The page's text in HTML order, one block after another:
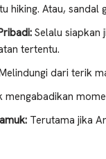
hiking. Atau, sandal
Selalu siapkan
tertentu.
dari terik
mengabadikan
Terutama jika